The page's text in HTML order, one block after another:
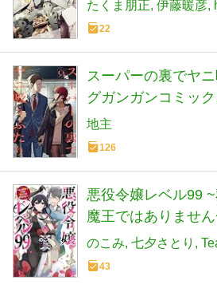
たくま朋正 伊藤暖彦
22
スーパーの裏でヤ
グガンガンコミッ
地主
126
悪役令嬢レベル99
魔王ではありませ
COMICS)
のこみ 七夕さとり
43